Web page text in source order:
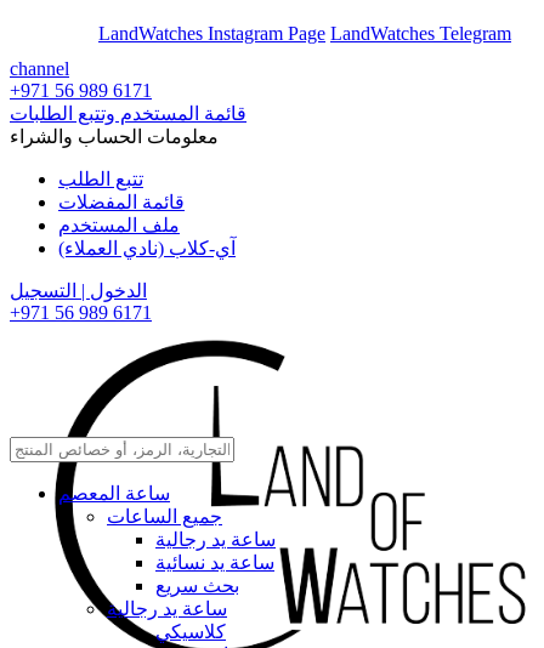
LandWatches Instagram Page LandWatches Telegram
channel
+971 56 989 6171
قائمة المستخدم وتتبع الطلبات
معلومات الحساب والشراء
تتبع الطلب
قائمة المفضلات
ملف المستخدم
آي-كلاب (نادي العملاء)
الدخول | التسجيل
+971 56 989 6171
ساعة المعصم
جميع الساعات
ساعة يد رجالية
ساعة يد نسائية
بحث سريع
ساعة يد رجالية
كلاسيكي